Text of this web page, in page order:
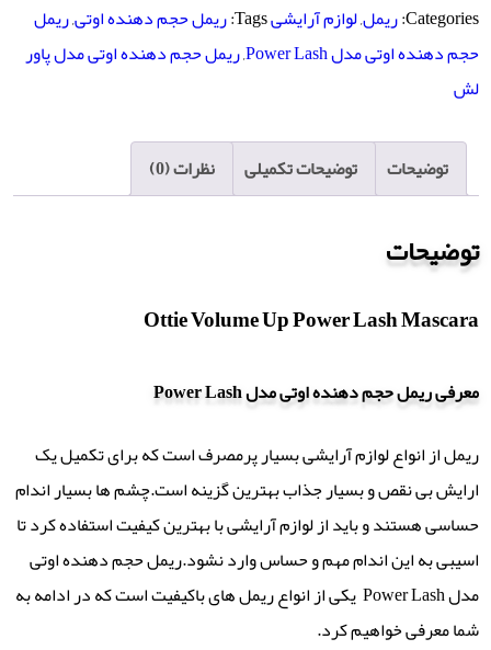
Categories: ریمل,لوازم آرایشیTags: ریمل حجم دهنده اوتی,ریمل
حجم دهنده اوتی مدل Power Lash
,ریمل حجم دهنده اوتی مدل پاور
لش
توضیحات توضیحات تکمیلی نظرات (0)
توضیحات
Ottie Volume Up Power Lash Mascara
معرفی ریمل حجم دهنده اوتی مدل Power Lash
ریمل از انواع لوازم آرایشی بسیار پرمصرف است که برای تکمیل یک
ارایش بی نقص و بسیار جذاب بهترین گزینه است.چشم ها بسیار اندام
حساسی هستند و باید از لوازم آرایشی با بهترین کیفیت استفاده کرد تا
اسیبی به این اندام مهم و حساس وارد نشود.ریمل حجم دهنده اوتی
مدل Power Lash یکی از انواع ریمل های باکیفیت است که در ادامه به
شما معرفی خواهیم کرد.